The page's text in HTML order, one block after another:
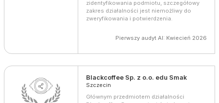
zidentyfikowania podmiotu, szczegółowy
zakres działalności jest niemożliwy do
zweryfikowania i potwierdzenia.
Pierwszy audyt AI: Kwiecień 2026
Blackcoffee Sp. z o.o. edu Smak
Szczecin
Głównym przedmiotem działalności